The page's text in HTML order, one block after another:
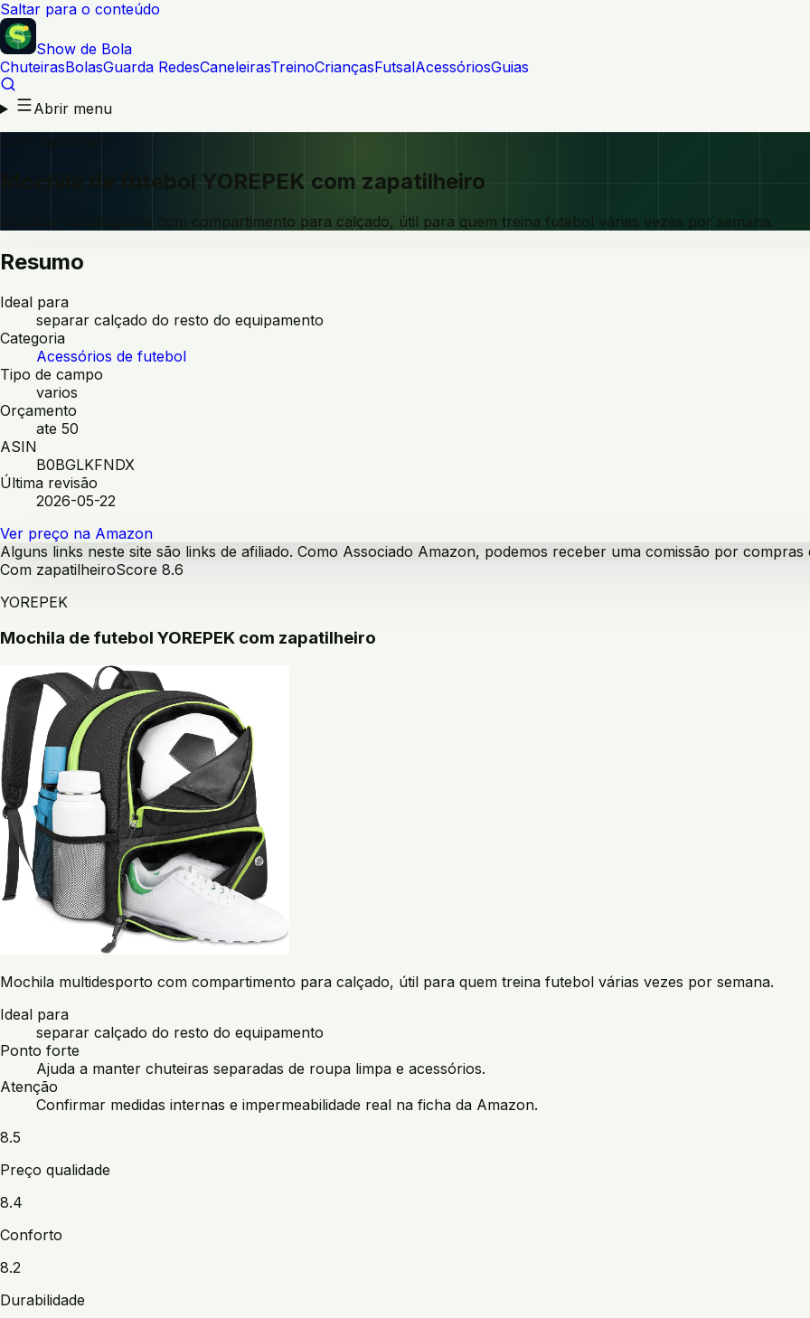
Saltar para o conteúdo
Show de Bola
ChuteirasBolasGuarda RedesCaneleirasTreinoCriançasFutsalAcessóriosGuias
Abrir menu
Com zapatilheiro
Mochila de futebol YOREPEK com zapatilheiro
Mochila multidesporto com compartimento para calçado, útil para quem treina futebol várias vezes por semana.
Resumo
Ideal para
separar calçado do resto do equipamento
Categoria
Acessórios de futebol
Tipo de campo
varios
Orçamento
ate 50
ASIN
B0BGLKFNDX
Última revisão
2026-05-22
Ver preço na Amazon
Alguns links neste site são links de afiliado. Como Associado Amazon, podemos receber uma comissão por
Com zapatilheiroScore 8.6
YOREPEK
Mochila de futebol YOREPEK com zapatilheiro
Mochila multidesporto com compartimento para calçado, útil para quem treina futebol várias vezes por semana.
Ideal para
separar calçado do resto do equipamento
Ponto forte
Ajuda a manter chuteiras separadas de roupa limpa e acessórios.
Atenção
Confirmar medidas internas e impermeabilidade real na ficha da Amazon.
8.5
Preço qualidade
8.4
Conforto
8.2
Durabilidade